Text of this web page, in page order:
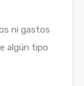
ni gastos
algún tipo